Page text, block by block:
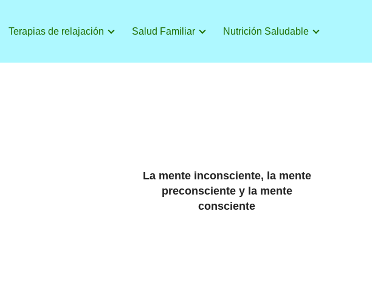
Terapias de relajación Salud Familiar Nutrición Saludable
La mente inconsciente, la mente
preconsciente y la mente
consciente